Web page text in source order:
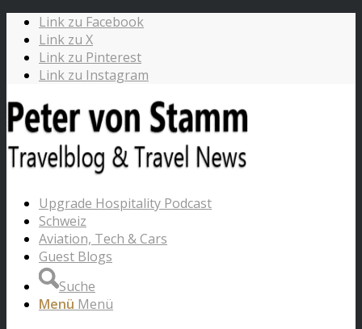
Link zu Facebook
Link zu X
Link zu Pinterest
Link zu Instagram
Upgrade Hospitality Podcast
Schweiz
Aviation, Tech & Cars
Guest Blogs
Suche
Menü Menü